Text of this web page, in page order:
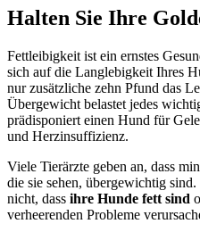
Halten Sie Ihre
Fettleibigkeit ist ein ernstes
sich auf die Langlebigkeit Ihres
nur zusätzliche zehn Pfund das
Übergewicht belastet jedes
prädisponiert einen Hund für
und Herzinsuffizienz.
Viele Tierärzte geben an, dass
die sie sehen, übergewichtig
nicht, dass ihre Hunde fett sind
verheerenden Probleme